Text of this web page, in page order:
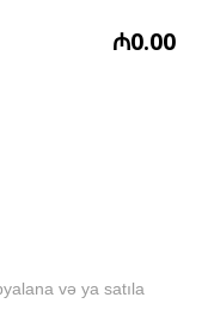
₼0.00
və ya satıla